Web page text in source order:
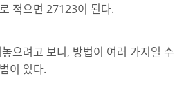
적으면 27123이 된다.
으려고 보니, 방법이 여러 가지일
이 있다.